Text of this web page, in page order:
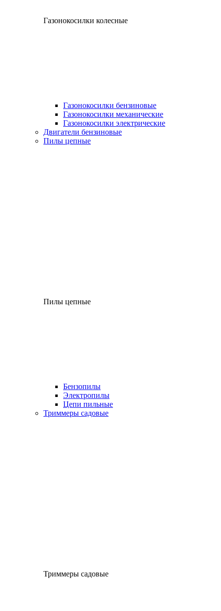
Газонокосилки колесные
Газонокосилки бензиновые
Газонокосилки механические
Газонокосилки электрические
Двигатели бензиновые
Пилы цепные
Пилы цепные
Бензопилы
Электропилы
Цепи пильные
Триммеры садовые
Триммеры садовые